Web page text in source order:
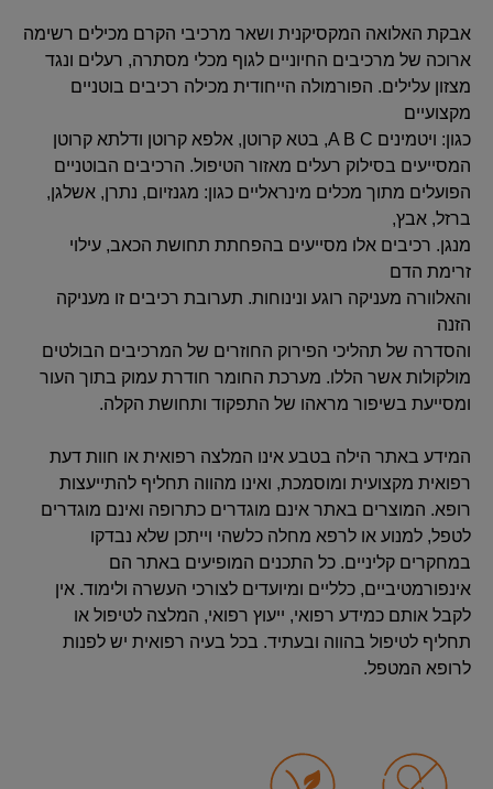
אבקת האלואה המקסיקנית ושאר מרכיבי הקרם מכילים רשימה
ארוכה של מרכיבים החיוניים לגוף מכלי מסתרה, רעלים ונגד
מצזון עלילים. הפורמולה הייחודית מכילה רכיבים בוטניים
מקצועיים
כגון: ויטמינים A B C, בטא קרוטן, אלפא קרוטן ודלתא קרוטן
המסייעים בסילוק רעלים מאזור הטיפול. הרכיבים הבוטניים
הפועלים מתוך מכלים מינראליים כגון: מגנזיום, נתרן, אשלגן,
ברזל, אבץ,
מנגן. רכיבים אלו מסייעים בהפחתת תחושת הכאב, עילוי
זרימת הדם
והאלוורה מעניקה רוגע ונינוחות. תערובת רכיבים זו מעניקה
הזנה
והסדרה של תהליכי הפירוק החוזרים של המרכיבים הבולטים
מולקולות אשר הללו. מערכת החומר חודרת עמוק בתוך העור
ומסייעת בשיפור מראהו של התפקוד ותחושת הקלה.
המידע באתר הילה בטבע אינו המלצה רפואית או חוות דעת
רפואית מקצועית ומוסמכת, ואינו מהווה תחליף להתייעצות
רופא. המוצרים באתר אינם מוגדרים כתרופה ואינם מוגדרים
לטפל, למנוע או לרפא מחלה כלשהי וייתכן שלא נבדקו
במחקרים קליניים. כל התכנים המופיעים באתר הם
אינפורמטיביים, כלליים ומיועדים לצורכי העשרה ולימוד. אין
לקבל אותם כמידע רפואי, ייעוץ רפואי, המלצה לטיפול או
תחליף לטיפול בהווה ובעתיד. בכל בעיה רפואית יש לפנות
לרופא המטפל.